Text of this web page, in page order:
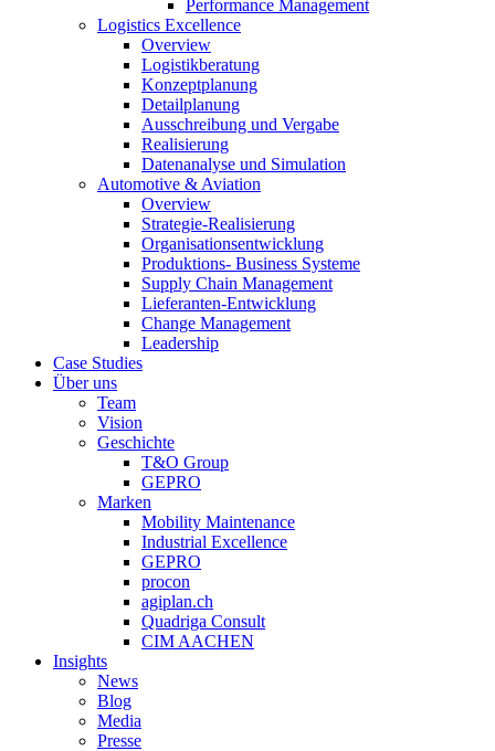
Performance Management
Logistics Excellence
Overview
Logistikberatung
Konzeptplanung
Detailplanung
Ausschreibung und Vergabe
Realisierung
Datenanalyse und Simulation
Automotive & Aviation
Overview
Strategie-Realisierung
Organisationsentwicklung
Produktions- Business Systeme
Supply Chain Management
Lieferanten-Entwicklung
Change Management
Leadership
Case Studies
Über uns
Team
Vision
Geschichte
T&O Group
GEPRO
Marken
Mobility Maintenance
Industrial Excellence
GEPRO
procon
agiplan.ch
Quadriga Consult
CIM AACHEN
Insights
News
Blog
Media
Presse